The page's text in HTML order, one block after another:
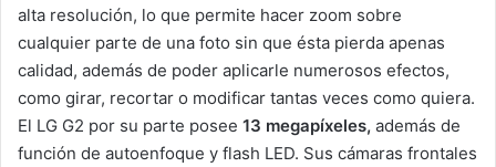
alta resolución, lo que permite hacer zoom sobre
cualquier parte de una foto sin que ésta pierda apenas
calidad, además de poder aplicarle numerosos efectos,
como girar, recortar o modificar tantas veces como quiera.
El LG G2 por su parte posee 13 megapíxeles, además de
función de autoenfoque y flash LED. Sus cámaras frontales